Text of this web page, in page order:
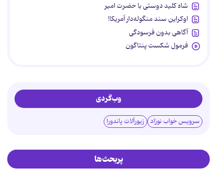
شاه کلید دوستی با حضرت امیر
اوکراین سند منگوله‌دار آمریکا!
آگاهی بدون فرسودگی
فرمول شکست پنتاگون
وب‌گردی
سرویس خواب نوزاد زیورآلات پاندورا
پربحث‌ها